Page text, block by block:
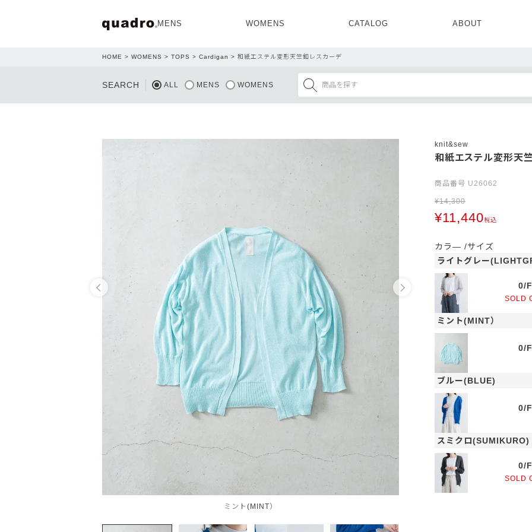
MENS
MENS ALL
TOPS OUTER
WOMENS
WOMENS ALL
TOPS OUTER
CATALOG ABOUT
CONCEPT
HOME WOMENS TOPS Cardigan 和紙エステル変形天竺釦レスカーデ
SEARCH ALL MENS WOMENS
ミント(MINT）
knit&sew
和紙エステル変形天
商品番号 U26062
¥14,300
¥11,440税込
カラ―
サイズ
ライトグレー
0/F
SOLD
ミント(MINT）
0/F
ブルー(BLUE)
0/F
スミクロ(SUMIKURO)
0/F
SOLD